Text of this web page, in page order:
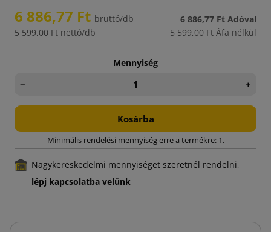
6 886,77 Ft bruttó/db
5 599,00 Ft nettó/db
6 886,77 Ft Adóval
5 599,00 Ft Áfa nélkül
Mennyiség
− +
Kosárba
Minimális rendelési mennyiség erre a termékre: 1.
Nagykereskedelmi mennyiséget szeretnél rendelni,
lépj kapcsolatba velünk